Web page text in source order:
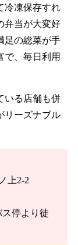
冷凍保存すれ
弁当が大変好
足の総菜が手
で、毎日利用
いる店舗も併
リーズナブル
上2-2
停より徒